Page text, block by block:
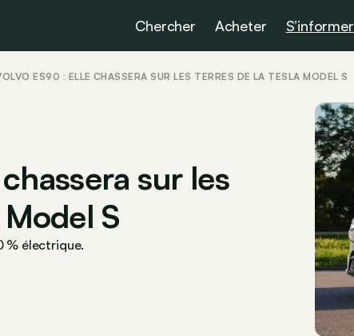
Chercher Acheter S’informer
ES90 : ELLE CHASSERA SUR LES TERRES DE LA TESLA MODEL S
sur les
S
% électrique.